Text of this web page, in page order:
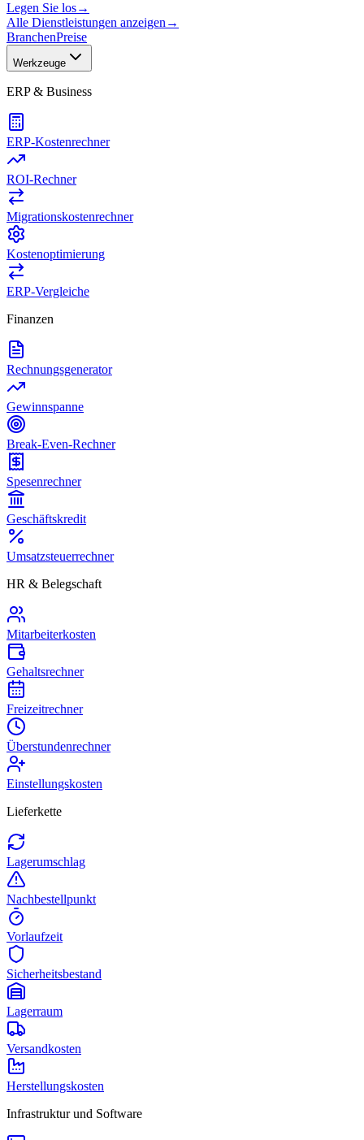
Legen Sie los→
Alle Dienstleistungen anzeigen →
BranchenPreise
Werkzeuge
ERP & Business
ERP-Kostenrechner
ROI-Rechner
Migrationskostenrechner
Kostenoptimierung
ERP-Vergleiche
Finanzen
Rechnungsgenerator
Gewinnspanne
Break-Even-Rechner
Spesenrechner
Geschäftskredit
Umsatzsteuerrechner
HR & Belegschaft
Mitarbeiterkosten
Gehaltsrechner
Freizeitrechner
Überstundenrechner
Einstellungskosten
Lieferkette
Lagerumschlag
Nachbestellpunkt
Vorlaufzeit
Sicherheitsbestand
Lagerraum
Versandkosten
Herstellungskosten
Infrastruktur und Software